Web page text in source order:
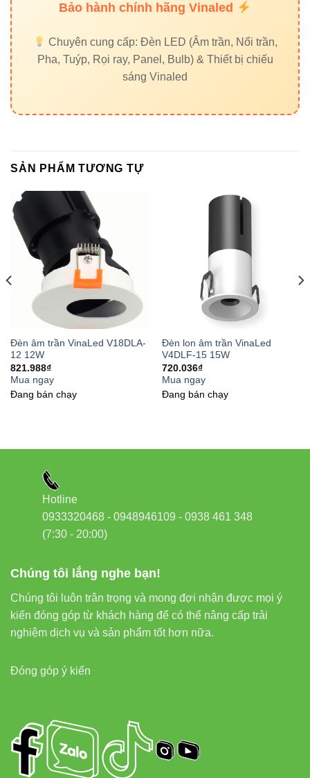
4000K – Trung tính: Phù hợp văn phòng, chiếu
sáng ngoài trời
7. Internal links gợi ý
Đèn led âm trần Vinaled
Đèn led Bulb Vinaled
Đèn nổi trần Vinaled
Đèn led panel Vinaled
8. External links uy tín
Thiết bị điện VIKI
Đèn led Skyled
kiệm điện. Sản phẩm phù hợp nhiều môi trường từ nhà ở,
văn phòng đến công trình thương mại và ngoại thất. Đèn
đảm bảo tuổi thọ dài, bảo hành tiêu chuẩn VinaLED, giúp
bạn yên tâm sử dụng lâu dài.
Liên hệ
Đèn led Vinaled
Phone/Zalo:
0933320468 – 0948946109 – 0938461348
City, Hồ Chí Minh City
Bảo hành chính hãng Vinaled
Chuyên cung cấp: Đèn LED (Âm trần, Nổi trần,
Pha, Tuýp, Rọi ray, Panel, Bulb) & Thiết bị chiếu
sáng Vinaled
SẢN PHẨM TƯƠNG TỰ
Đèn âm trần VinaLed V18DLA-
12 12W
821.988₫
Mua ngay
Đang bán chạy
Đèn lon âm trần VinaLed
V4DLF-15 15W
720.036₫
Mua ngay
Đang bán chạy
Chúng tôi lắng nghe bạn!
Chúng tôi luôn trân trọng và mong đợi nhận được mọi ý
kiến đóng góp từ khách hàng để có thể nâng cấp trải
nghiệm dịch vụ và sản phẩm tốt hơn nữa.
Đóng góp ý kiến
Hotline
0933320468 - 0948946109 - 0938 461 348
(7:30 - 20:00)